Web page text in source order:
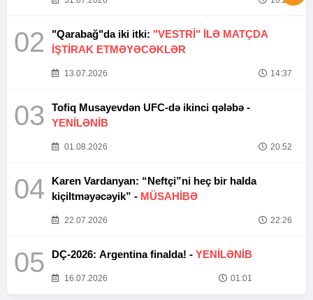
02 "Qarabağ"da iki itki: "VESTRİ" İLƏ MATÇDA
İŞTİRAK ETMƏYƏCƏKLƏR
13.07.2026 14:37
03
Tofiq Musayevdən UFC-də ikinci qələbə -
YENİLƏNİB
01.08.2026 20:52
04
Karen Vardanyan: “Neftçi”ni heç bir halda
kiçiltməyəcəyik” - MÜSAHİBƏ
22.07.2026 22:26
05 DÇ-2026: Argentina finalda! - YENİLƏNİB
16.07.2026 01:01